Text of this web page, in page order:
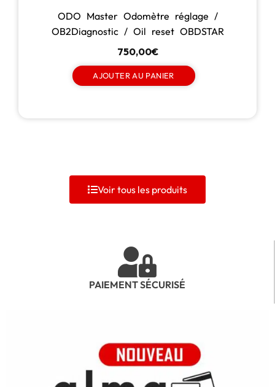
Inlet turbo en carbone – EVENTURI –
Toyota Yaris GR Ph2 1.6 304cv
769,20€
CHOIX DES OPTIONS
Voir tous les produits
PAIEMENT SÉCURISÉ